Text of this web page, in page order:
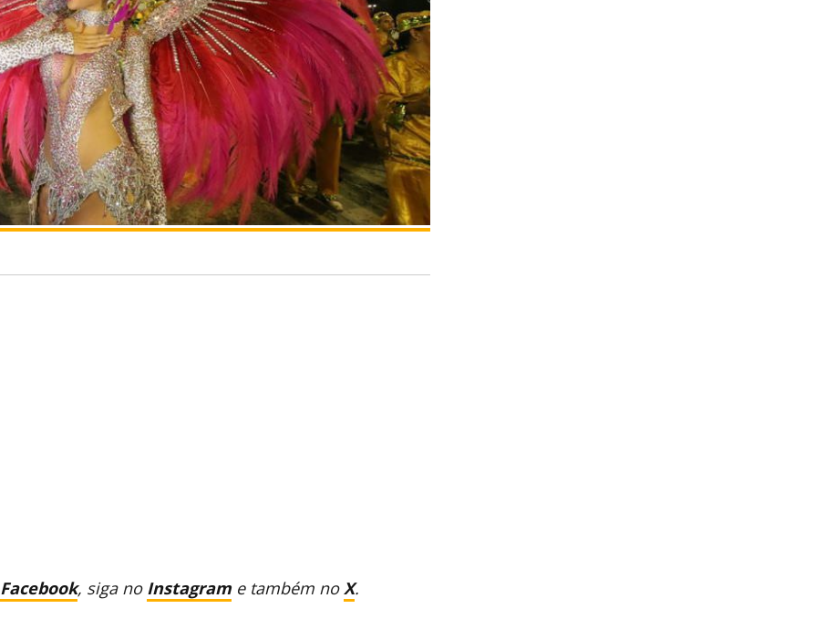
Facebook, siga no Instagram e também noX.